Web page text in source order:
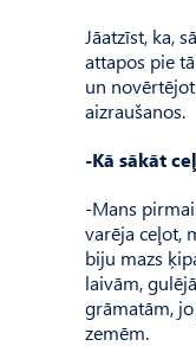
Jāatzīst, ka,
attapos pie
un
aizraušanos.
-Kā sākāt
-Mans
varēja ceļot,
biju mazs
laivām,
grāmatām,
zemēm.